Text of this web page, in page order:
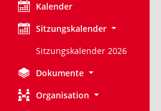
Kalender
Sitzungskalender
Sitzungskalender 2026
Dokumente
Organisation